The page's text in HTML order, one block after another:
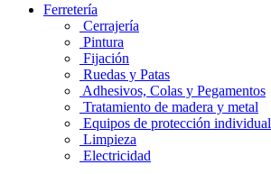
Ferretería
Cerrajería
Pintura
Fijación
Ruedas y Patas
Adhesivos, Colas y Pegamentos
Tratamiento de madera y metal
Equipos de protección individual
Limpieza
Electricidad